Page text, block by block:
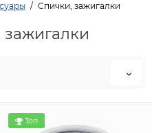
Спички, зажигалки
Топ